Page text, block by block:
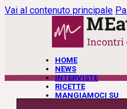
Vai al contenuto principale
HOME
NEWS
INTERVISTE
RICETTE
MANGIAMOCI SU